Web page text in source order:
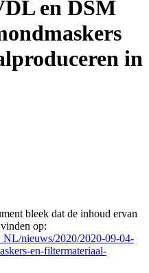
en DSM
in
bleek dat de inhoud ervan
op:
nieuws/2020/2020-09-04-
en-filtermateriaal-